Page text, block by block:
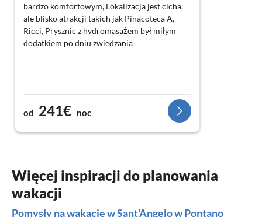
bardzo komfortowym, Lokalizacja jest cicha,
ale blisko atrakcji takich jak Pinacoteca A,
Ricci, Prysznic z hydromasażem był miłym
dodatkiem po dniu zwiedzania
od 241€ noc
Więcej inspiracji do planowania
wakacji
Pomysły na wakacje w Sant'Angelo w Pontano